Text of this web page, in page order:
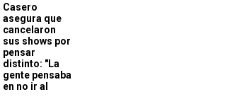
Casero
asegura que
cancelaron
sus shows por
pensar
distinto: "La
gente pensaba
en no ir al